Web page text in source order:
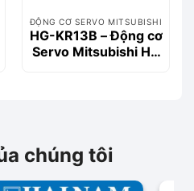
ĐỘNG CƠ SERVO MITSUBISHI
HG-KR13B – Động cơ
Servo Mitsubishi HG
chúng tôi